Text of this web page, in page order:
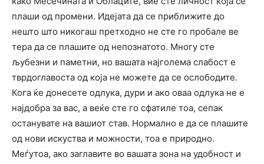
плаши од промени. Идејата да се приближите до
нешто што никогаш претходно не сте го пробале ве
тера да се плашите од непознатото. Многу сте
љубезни и паметни, но вашата најголема слабост е
тврдоглавоста од која не можете да се ослободите.
Кога ќе донесете одлука, дури и ако оваа одлука не е
најдобра за вас, а веќе сте го сфатиле тоа, сепак
останувате на вашиот став. Нормално е да се плашите
од нови искуства и можности, тоа е природно.
Меѓутоа, ако заглавите во вашата зона на удобност и